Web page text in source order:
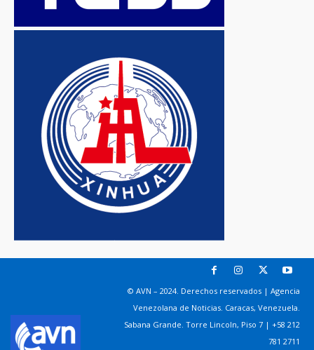
© AVN – 2024. Derechos reservados | Agencia
Venezolana de Noticias. Caracas, Venezuela.
Sabana Grande. Torre Lincoln, Piso 7 | +58 212
781 2711